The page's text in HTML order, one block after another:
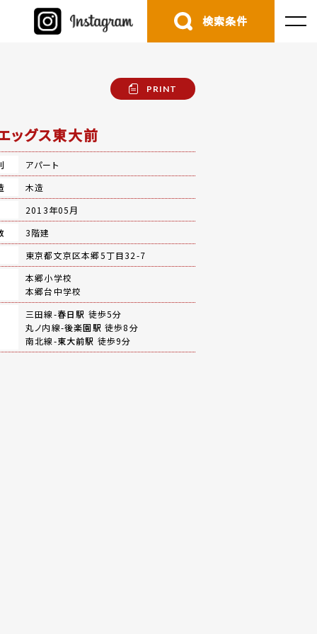
検索条件
PRINT
ッグス東大前
アパート
木造
2013年05月
3階建
東京都文京区本郷5丁目32-7
本郷小学校
本郷台中学校
三田線-春日駅 徒歩5分
丸ノ内線-後楽園駅 徒歩8分
南北線-東大前駅 徒歩9分